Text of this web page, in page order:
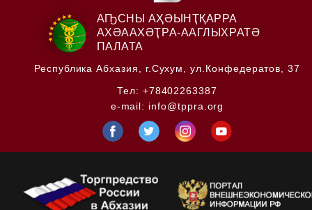
АҦСНЫ АҲӘЫНҬҚАРРА
АХӘААХӘҬРА-ААГЛЫХРАТӘ
ПАЛАТА
Республика Абхазия, г.Сухум, ул.Конфедератов, 37
Тел: +78402263387
e-mail: info@tppra.org